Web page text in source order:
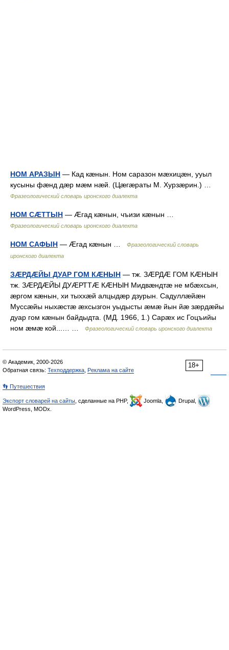
НОМ АРАЗЫН — Кад кæнын. Ном саразон мæхицæн, ууыл
кусыны фæнд дæр мæм нæй. (Цæгæраты М. Хурзæрин.) …
Фразеологический словарь иронского диалекта
НОМ СÆТТЫН — Æгад кæнын, чъизи кæнын …
Фразеологический словарь иронского диалекта
НОМ САФЫН — Æгад кæнын …
Фразеологический словарь
иронского диалекта
ЗÆРДÆЙЫ ДУАР ГОМ КÆНЫН — тж. ЗÆРДÆ ГОМ КÆНЫН
тж. ЗÆРДÆЙЫ ДУÆРТТÆ КÆНЫН Мидвæндтæ не мбæхсын,
æргом кæнын, хи тыххæй алцыдæр дзурын. Садуллæйæн
Муссæйы ныхæстæ æхсызгон уыдысты æмæ йын йæ зæрдæйы
дуар гом кæнын байдыдта. (МД. 1966, 1.) Сарæх ис Гоцъийы
ном æмæ кой...… …
Фразеологический словарь иронского диалекта
18+
© Академик, 2000-2026
Обратная связь: Техподдержка Реклама на сайте
👣 Путешествия
Экспорт словарей на сайты , сделанные на PHP, Joomla,
Drupal,
WordPress, MODx.